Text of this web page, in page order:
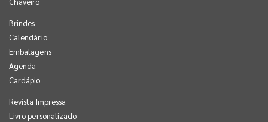
Brindes
Calendário
Embalagens
Agenda
Cardápio
Revista Impressa
Livro personalizado